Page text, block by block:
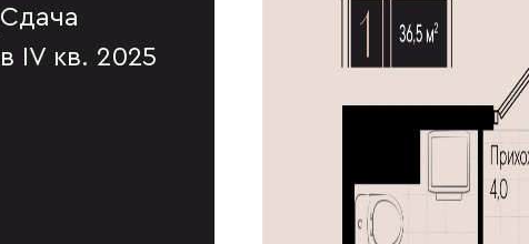
Сдача
в IV кв. 2025